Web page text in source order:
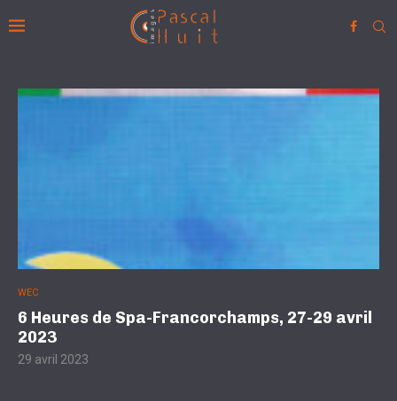
WEC
6 Heures de Spa-Francorchamps, 27-29 avril
2023
29 avril 2023